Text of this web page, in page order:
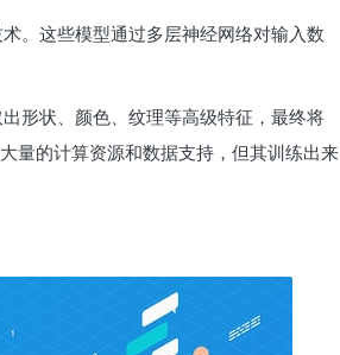
。这些模型通过多层神经网络对输入数
形状、颜色、纹理等高级特征，最终将
量的计算资源和数据支持，但其训练出来